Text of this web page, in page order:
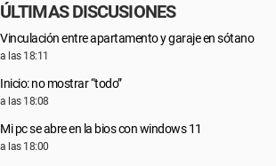
ÚLTIMAS DISCUSIONES
Vinculación entre apartamento y garaje en sótano
a las 18:11
Inicio: no mostrar “todo”
a las 18:08
Mi pc se abre en la bios con windows 11
a las 18:00